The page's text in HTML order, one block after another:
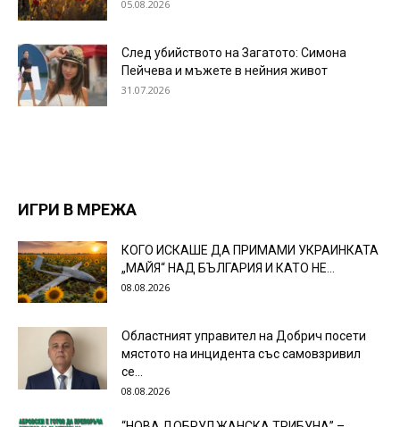
05.08.2026
След убийството на Загатото: Симона
Пейчева и мъжете в нейния живот
31.07.2026
ИГРИ В МРЕЖА
КОГО ИСКАШЕ ДА ПРИМАМИ УКРАИНКАТА
„МАЙЯ“ НАД БЪЛГАРИЯ И КАТО НЕ...
08.08.2026
Областният управител на Добрич посети
мястото на инцидента със самовзривил
се...
08.08.2026